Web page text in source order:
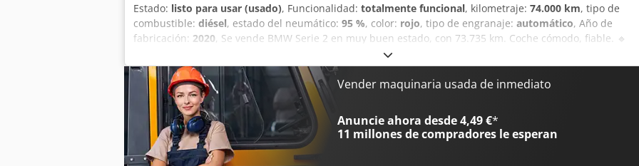
Estado: listo para usar (usado), Funcionalidad: totalmente funcional, kilometraje: 74.000 km, tipo de
combustible: diésel, estado del neumático: 95 %, color: rojo, tipo de engranaje: automático, Año de
fabricación: 2020, Se vende BMW Serie 2 en muy buen estado, con 73.735 km. Coche cómodo, fiable. 🔹
Características: Codpozimibefx Ag Tsha 74.000 km Interior de cuero 4 puertas Color rojo Muy bien cuidado
Conducción suave y cómoda Ideal tanto para ciudad como para viajes 🔹 Estado Interior y exterior en muy
buen estado.
Vender maquinaria usada de inmediato
Anuncie ahora desde 4,49 €*
11 millones de compradores le esperan